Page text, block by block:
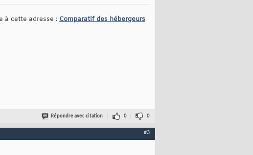
à cette adresse : Comparatif des hébergeurs
Répondre avec citation 0 0
#3